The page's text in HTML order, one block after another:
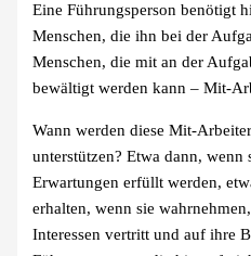
Eine Führungsperson benötigt
Menschen, die ihn bei der
Menschen, die mit an der
bewältigt werden kann – Mit-
Wann werden diese Mit-
unterstützen? Etwa dann, wenn
Erwartungen erfüllt werden,
erhalten, wenn sie
Interessen vertritt und auf ihre